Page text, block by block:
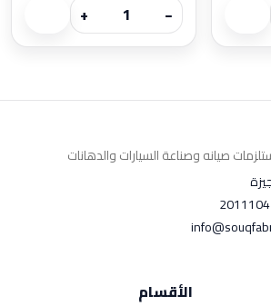
−
+
صيانه وصناعة السيارات والدهانات
الأقسام